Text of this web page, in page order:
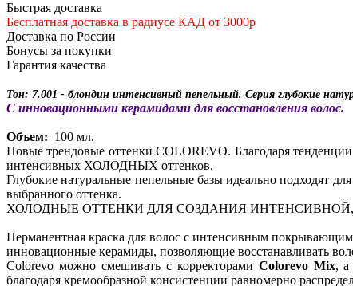
Быстрая доставка
Бесплатная доставка в радиусе КАД от 3000р
Доставка по России
Бонусы за покупки
Гарантия качества
Тон: 7.001 - блондин интенсивный пепельный. Серия глубокие
С инновационными керамидами для восстановления волос.
Объем: 100 мл.
Новые трендовые оттенки COLOREVO. Благодаря
интенсивных ХОЛОДНЫХ оттенков.
Глубокие натуральные пепельные базы идеально подходят
выбранного оттенка.
ХОЛОДНЫЕ ОТТЕНКИ ДЛЯ СОЗДАНИЯ
Перманентная краска для волос с интенсивным
инновационные керамиды, позволяющие восстанавливать
Colorevo можно смешивать с корректорами Colorevo Mix, а
благодаря кремообразной консистенции равномерно